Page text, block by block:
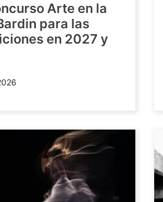
Arte en la
para las
en 2027 y